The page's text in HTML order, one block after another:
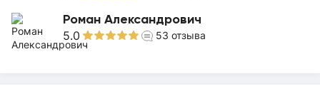
Роман Александрович
5.0 53 отзыва